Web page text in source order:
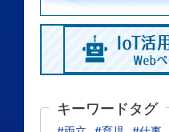
キーワードタグ